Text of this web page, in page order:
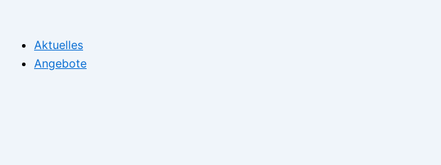
springenAktuelles
Angebote